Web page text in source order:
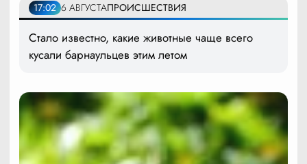
17:02 6 АВГУСТАПРОИСШЕСТВИЯ
Стало известно, какие животные чаще всего
кусали барнаульцев этим летом